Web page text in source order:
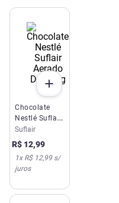
Chocolate
Nestlé Suflair
Aerado Duo
80g
Suflair
R$ 12,99
1x R$ 12,99s/
juros